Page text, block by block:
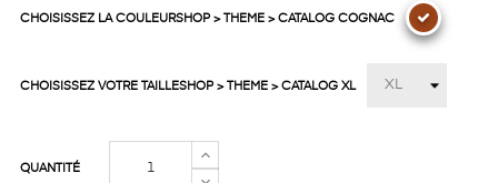
CHOISISSEZ LA COULEURSHOP > THEME > CATALOG COGNAC
CHOISISSEZ VOTRE TAILLESHOP > THEME > CATALOG XL
QUANTITÉ